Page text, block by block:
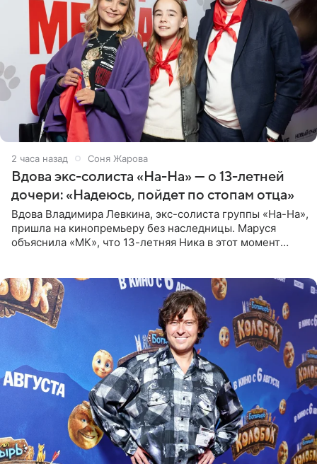
2 часа назад Соня Жарова
Вдова экс-солиста «На-На» — о 13-летней
дочери: «Надеюсь, пойдет по стопам отца»
Вдова Владимира Левкина, экс-солиста группы «На-На»,
пришла на кинопремьеру без наследницы. Маруся
объяснила «МК», что 13-летняя Ника в этот момент